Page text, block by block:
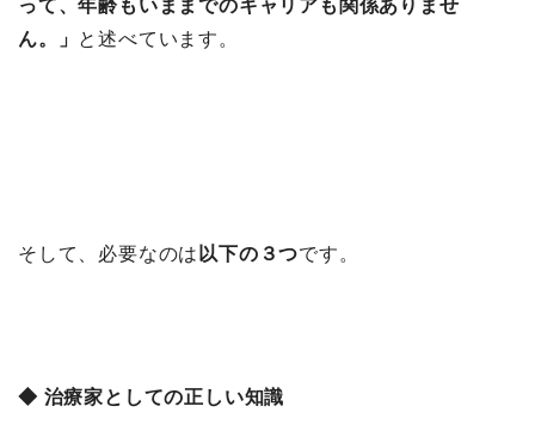
って、年齢もいままでのキャリアも関係ありませ
ん。」 と述べています。
そして、必要なのは 以下の３つです。
◆ 治療家としての正しい知識